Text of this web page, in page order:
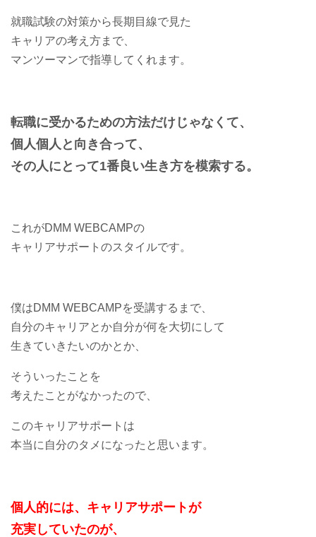
就職試験の対策から長期目線で見た
キャリアの考え方まで、
マンツーマンで指導してくれます。
転職に受かるための方法だけじゃなくて、
個人個人と向き合って、
その人にとって1番良い生き方を模索する。
これがDMM WEBCAMPの
キャリアサポートのスタイルです。
僕はDMM WEBCAMPを受講するまで、
自分のキャリアとか自分が何を大切にして
生きていきたいのかとか、
そういったことを
考えたことがなかったので、
このキャリアサポートは
本当に自分のタメになったと思います。
個人的には、キャリアサポートが
充実していたのが、